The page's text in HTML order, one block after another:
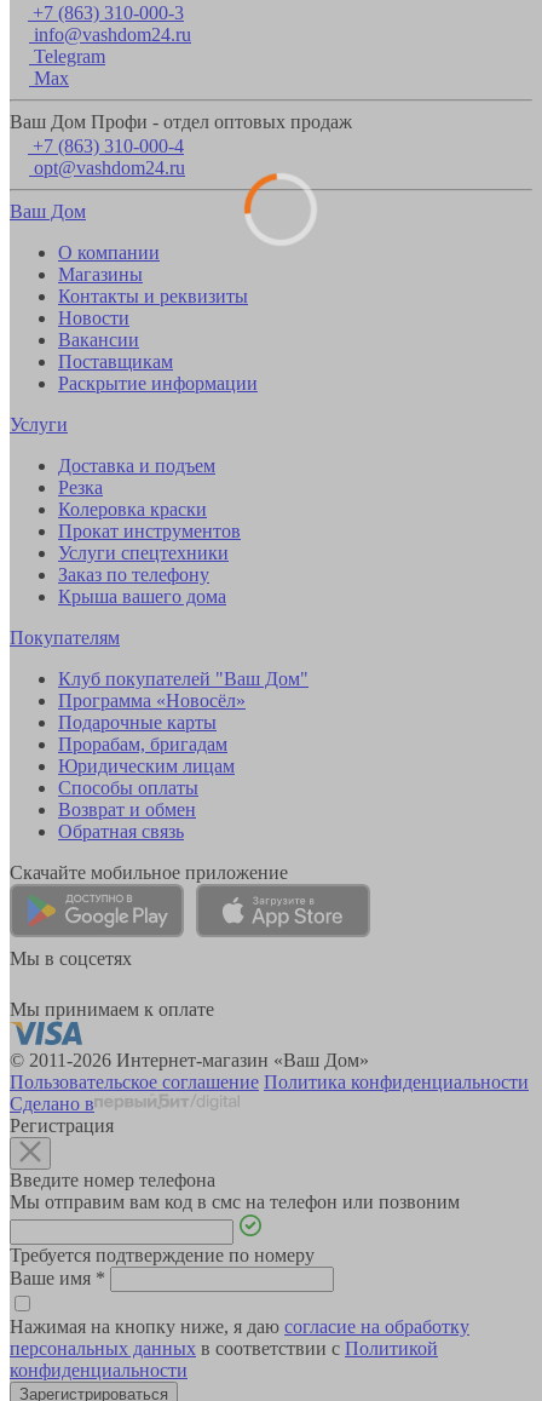
+7 (863) 310-000-3
info@vashdom24.ru
Telegram
Max
Ваш Дом Профи - отдел оптовых продаж
+7 (863) 310-000-4
opt@vashdom24.ru
Ваш Дом
О компании
Магазины
Контакты и реквизиты
Новости
Вакансии
Поставщикам
Раскрытие информации
Услуги
Доставка и подъем
Резка
Колеровка краски
Прокат инструментов
Услуги спецтехники
Заказ по телефону
Крыша вашего дома
Покупателям
Клуб покупателей "Ваш Дом"
Программа «Новосёл»
Подарочные карты
Прорабам, бригадам
Юридическим лицам
Способы оплаты
Возврат и обмен
Обратная связь
Скачайте мобильное приложение
Мы в соцсетях
Мы принимаем к оплате
© 2011-2026 Интернет-магазин «Ваш Дом»
Пользовательское соглашение Политика конфиденциальности
Сделано в
Регистрация
Введите номер телефона
Мы отправим вам код в смс на телефон или позвоним
Требуется подтверждение по номеру
Ваше имя *
Нажимая на кнопку ниже, я даю согласие на обработку
персональных данных в соответствии с Политикой
конфиденциальности
Зарегистрироваться